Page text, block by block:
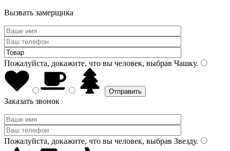
Вызвать замерщика
Пожалуйста, докажите, что вы человек, выбрав Чашку.
Заказать звонок
Пожалуйста, докажите, что вы человек, выбрав Звезду.